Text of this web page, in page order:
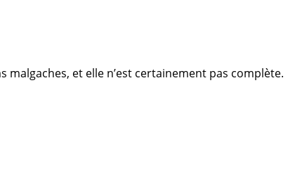
et elle n’est certainement pas complète.